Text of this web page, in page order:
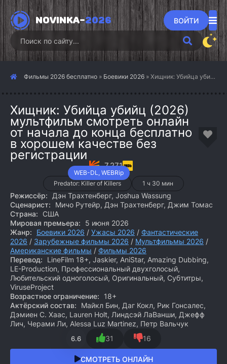
NOVINKA-2026 ВОЙТИ
Фильмы 2026 бесплатно » Боевики 2026 » Хищник: Убийца убийц (2026)
Хищник: Убийца убийц (2026)
мультфильм смотреть онлайн
от начала до конца бесплатно
в хорошем качестве без
регистрации
WEB-DL, WEBRip
7.271
Predator: Killer of Killers 1 ч 30 мин
Режиссёр:
Дэн Трахтенберг, Joshua Wassung
Сценарист:
Мичо Рутейр, Дэн Трахтенберг, Джим Томас
Страна:
США
Мировая премьера:
5 июня 2026
Жанр:
Боевики 2026 / Ужасы 2026 / Фантастические
2026 / Зарубежные фильмы 2026 / Мультфильмы 2026 /
Американские фильмы / Фильмы 2026
Перевод:
LineFilm 18+, Jaskier, AniStar, Amazing Dubbing,
LE-Production, Профессиональный двухголосый,
Любительский одноголосый, Оригинальный, Субтитры,
ViruseProject
Возрастное ограничение:
18+
Актёрский состав:
Майкл Бин, Даг Кокл, Рик Гонсалес,
Дэмиен С. Хаас, Lauren Holt, Линдсэй ЛаВанши, Джефф
Лич, Черами Ли, Alessa Luz Martinez, Петр Вальчук
6.6 31 16
СМОТРЕТЬ ОНЛАЙН